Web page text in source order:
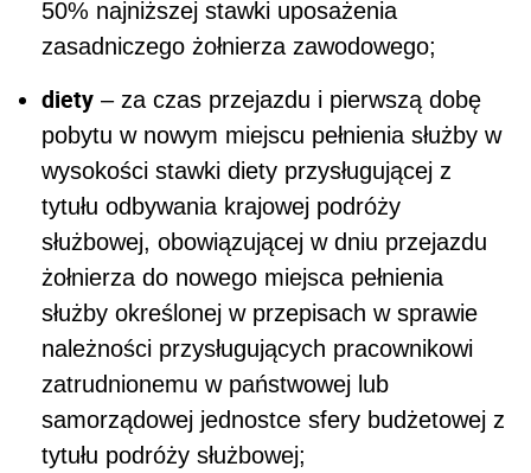
50% najniższej stawki uposażenia
zasadniczego żołnierza zawodowego;
diety – za czas przejazdu i pierwszą dobę
pobytu w nowym miejscu pełnienia służby w
wysokości stawki diety przysługującej z
tytułu odbywania krajowej podróży
służbowej, obowiązującej w dniu przejazdu
żołnierza do nowego miejsca pełnienia
służby określonej w przepisach w sprawie
należności przysługujących pracownikowi
zatrudnionemu w państwowej lub
samorządowej jednostce sfery budżetowej z
tytułu podróży służbowej;